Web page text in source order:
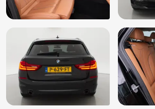
Stuurbekrachtiging snelheidsafhankelijk
Stuur verstelbaar
Stuurwiel multifunctioneel
Zij airbag(s) voor